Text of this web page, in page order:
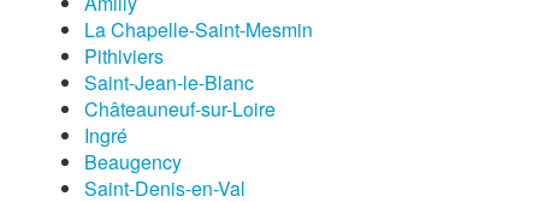
La Chapelle-Saint-Mesmin
Pithiviers
Saint-Jean-le-Blanc
Châteauneuf-sur-Loire
Ingré
Beaugency
Saint-Denis-en-Val